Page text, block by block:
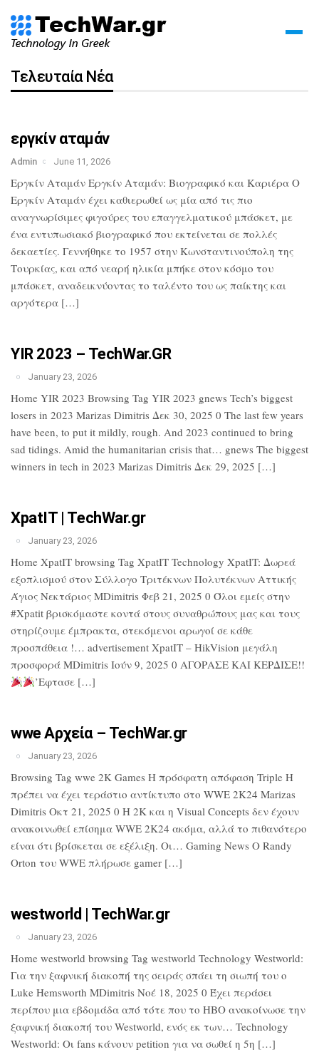
Τελευταία Νέα
εργκίν αταμάν
Admin June 11, 2026
Εργκίν Αταμάν Εργκίν Αταμάν: Βιογραφικό και Καριέρα Ο
Εργκίν Αταμάν έχει καθιερωθεί ως μία από τις πιο
αναγνωρίσιμες φιγούρες του επαγγελματικού μπάσκετ, με
ένα εντυπωσιακό βιογραφικό που εκτείνεται σε πολλές
δεκαετίες. Γεννήθηκε το 1957 στην Κωνσταντινούπολη της
Τουρκίας, και από νεαρή ηλικία μπήκε στον κόσμο του
μπάσκετ, αναδεικνύοντας το ταλέντο του ως παίκτης και
αργότερα […]
YIR 2023 – TechWar.GR
January 23, 2026
Home YIR 2023 Browsing Tag YIR 2023 gnews Tech’s biggest
losers in 2023 Marizas Dimitris Δεκ 30, 2025 0 The last few years
have been, to put it mildly, rough. And 2023 continued to bring
sad tidings. Amid the humanitarian crisis that… gnews The biggest
winners in tech in 2023 Marizas Dimitris Δεκ 29, 2025 […]
XpatIT | TechWar.gr
January 23, 2026
Home XpatIT browsing Tag XpatIT Technology XpatIT: Δωρεά
εξοπλισμού στον Σύλλογο Τριτέκνων Πολυτέκνων Αττικής
Άγιος Νεκτάριος MDimitris Φεβ 21, 2025 0 Όλοι εμείς στην
#Xpatit βρισκόμαστε κοντά στους συναθρώπους μας και τους
στηρίζουμε έμπρακτα, στεκόμενοι αρωγοί σε κάθε
προσπάθεια !… advertisement XpatIT – HikVision μεγάλη
προσφορά MDimitris Ιούν 9, 2025 0 ΑΓΟΡΑΣΕ ΚΑΙ ΚΕΡΔΙΣΕ!!
’Εφτασε […]
wwe Αρχεία – TechWar.gr
January 23, 2026
Browsing Tag wwe 2K Games Η πρόσφατη απόφαση Triple H
πρέπει να έχει τεράστιο αντίκτυπο στο WWE 2K24 Marizas
Dimitris Οκτ 21, 2025 0 Η 2K και η Visual Concepts δεν έχουν
ανακοινωθεί επίσημα WWE 2K24 ακόμα, αλλά το πιθανότερο
είναι ότι βρίσκεται σε εξέλιξη. Οι… Gaming News Ο Randy
Orton του WWE πλήρωσε gamer […]
westworld | TechWar.gr
January 23, 2026
Home westworld browsing Tag westworld Technology Westworld:
Για την ξαφνική διακοπή της σειράς σπάει τη σιωπή του ο
Luke Hemsworth MDimitris Νοέ 18, 2025 0 Έχει περάσει
περίπου μια εβδομάδα από τότε που το HBO ανακοίνωσε την
ξαφνική διακοπή του Westworld, ενός εκ των… Technology
Westworld: Οι fans κάνουν petition για να σωθεί η 5η […]